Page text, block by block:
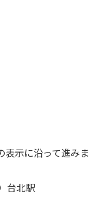
表示に沿って進みま